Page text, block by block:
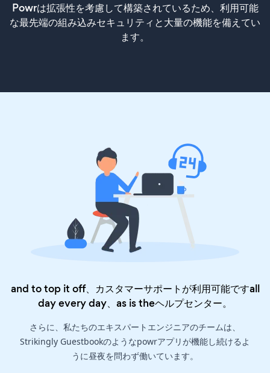
Powrは拡張性を考慮して構築されているため、利用可能
な最先端の組み込みセキュリティと大量の機能を備えてい
ます。
and to top it off、カスタマーサポートが利用可能ですall
day every day、as is theヘルプセンター。
さらに、私たちのエキスパートエンジニアのチームは、
Strikingly Guestbookのようなpowrアプリが機能し続けるよ
うに昼夜を問わず働いています。